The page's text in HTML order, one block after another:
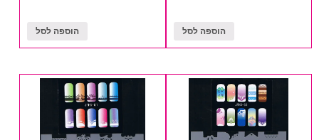
הוספה לסל הוספה לסל